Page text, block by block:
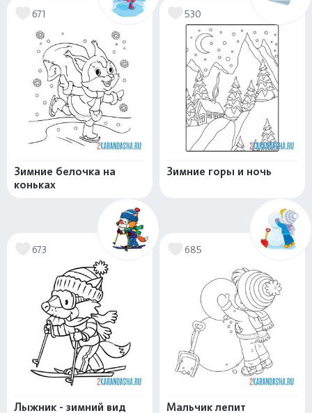
671
Зимние белочка на
коньках
530
Зимние горы и ночь
673
Лыжник - зимний вид
685
Мальчик лепит